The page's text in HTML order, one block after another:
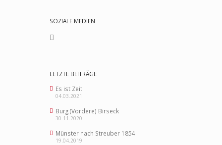
SOZIALE MEDIEN
LETZTE BEITRÄGE
Es ist Zeit
04.03.2021
Burg (Vordere) Birseck
30.11.2020
Münster nach Streuber 1854
19.04.2019